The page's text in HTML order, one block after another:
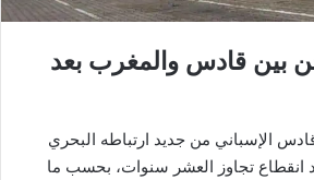
بين قادس والمغرب بعد
الإسباني من جديد ارتباطه البحري
انقطاع تجاوز العشر سنوات، بحسب ما